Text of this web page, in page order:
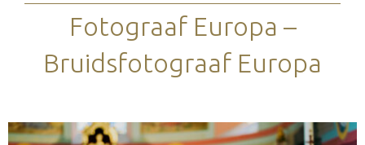
Fotograaf Europa –
Bruidsfotograaf Europa